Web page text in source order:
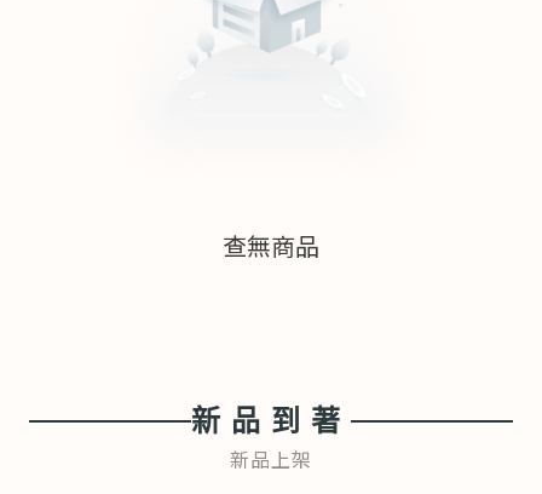
查無商品
新品到著
新品上架